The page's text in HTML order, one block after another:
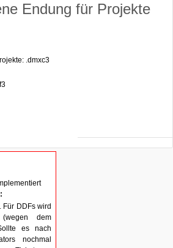
Endung für Projekte
.dmxc3
Für DDFs wird
dem
es nach
nochmal